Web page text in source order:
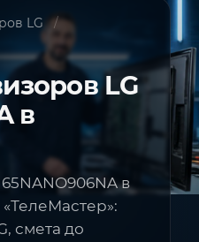
LG
LG
в
в
смета до